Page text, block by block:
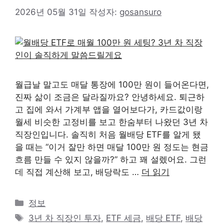
2026년 05월 31일 작성자: gosansuro
월급날 말고도 매달 통장에 100만 원이 들어온다면,
진짜 삶이 조금은 달라질까요? 안녕하세요. 퇴근하
고 집에 와서 가계부 앱을 열어보다가, 카드값이랑
월세 비슷한 고정비를 보고 한숨부터 나왔던 3년 차
직장인입니다. 솔직히 처음 월배당 ETF를 알게 됐
을 때는 “이거 잘만 하면 매달 100만 원 정도는 현금
흐름 만들 수 있지 않을까?” 하고 꽤 설렜어요. 그런
데 직접 계산해 보고, 배당락도 … 더 읽기
카
테
정보
태
3년 차 직장인 투자, ETF 세금, 배당 ETF, 배당